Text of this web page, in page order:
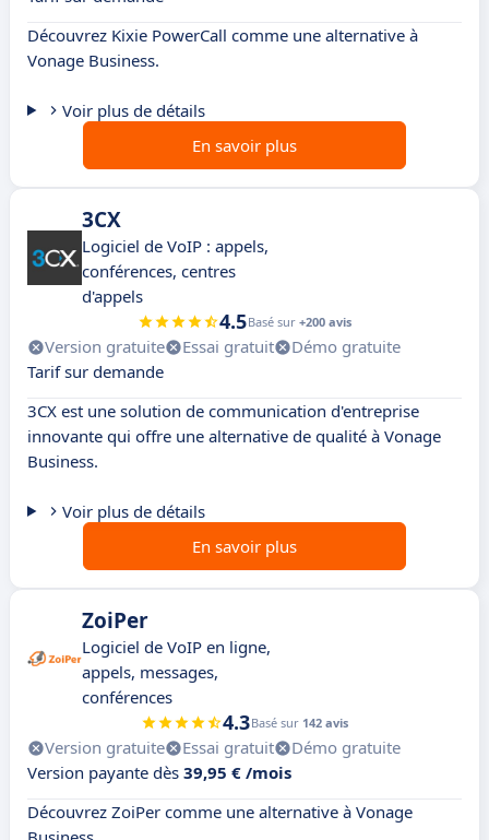
Découvrez Kixie PowerCall comme une alternative à
Vonage Business.
Voir plus de détails
En savoir plus
3CX
Logiciel de VoIP : appels,
conférences, centres
d'appels
4.5Basé sur +200 avis
Version gratuite Essai gratuit
Démo gratuite
Tarif sur demande
3CX est une solution de communication d'entreprise
innovante qui offre une alternative de qualité à Vonage
Business.
Voir plus de détails
En savoir plus
ZoiPer
Logiciel de VoIP en ligne,
appels, messages,
conférences
4.3Basé sur 142 avis
Version gratuite Essai gratuit
Démo gratuite
Version payante dès 39,95 € /mois
Découvrez ZoiPer comme une alternative à Vonage